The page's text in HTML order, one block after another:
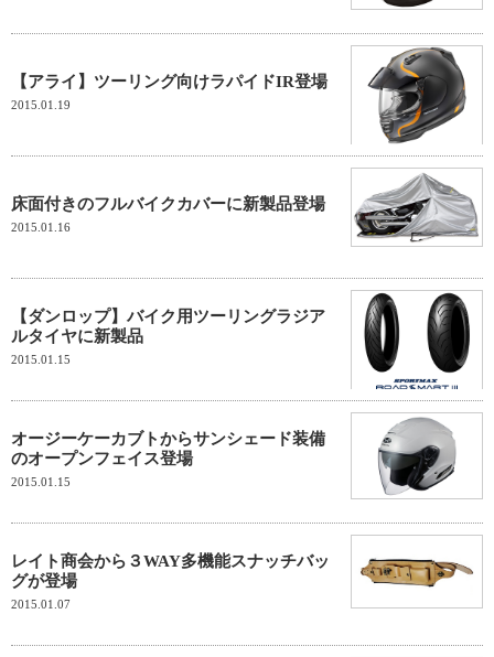
【アライ】ツーリング向けラパイドIR登場
2015.01.19
床面付きのフルバイクカバーに新製品登場
2015.01.16
【ダンロップ】バイク用ツーリングラジア
ルタイヤに新製品
2015.01.15
オージーケーカブトからサンシェード装備
のオープンフェイス登場
2015.01.15
レイト商会から３WAY多機能スナッチバッ
グが登場
2015.01.07